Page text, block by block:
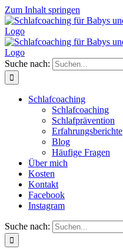
Zum Inhalt springen
Suche nach:
Schlafcoaching
Schlafcoaching
Schlafprävention
Erfahrungsberichte
Blog
Häufige Fragen
Über mich
Kosten
Kontakt
Facebook
Instagram
Suche nach: